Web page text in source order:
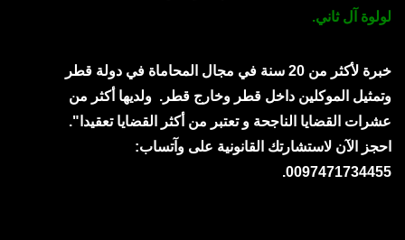
لولوة آل ثاني.
خبرة لأكثر من 20 سنة في مجال المحاماة في دولة قطر
وتمثيل الموكلين داخل قطر وخارج قطر. ولديها أكثر من
عشرات القضايا الناجحة و تعتبر من أكثر القضايا تعقيدا".
احجز الآن لاستشارتك القانونية على وآتساب:
0097471734455.